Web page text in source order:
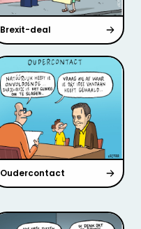
Brexit-deal
Oudercontact